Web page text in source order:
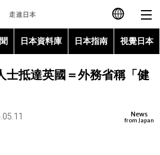
日本語
English
日本資料庫 日本指南 視覺日本
士抵達英國＝外務省稱「健
News
from Japan